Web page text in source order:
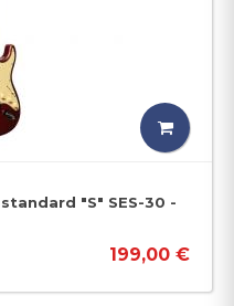
"S" SES-30 -
199,00 €